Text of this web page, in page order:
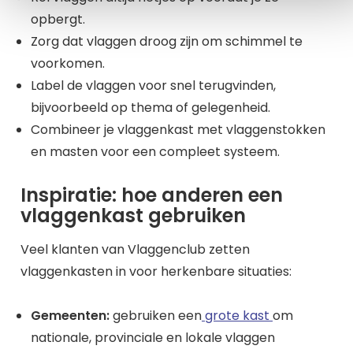
opbergt.
Zorg dat vlaggen droog zijn om schimmel te
voorkomen.
Label de vlaggen voor snel terugvinden,
bijvoorbeeld op thema of gelegenheid.
Combineer je vlaggenkast met vlaggenstokken
en masten voor een compleet systeem.
Inspiratie: hoe anderen een
vlaggenkast gebruiken
Veel klanten van Vlaggenclub zetten
vlaggenkasten in voor herkenbare situaties:
Gemeenten:gebruiken eengrote kast om
nationale, provinciale en lokale vlaggen